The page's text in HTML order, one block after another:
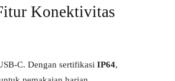
Konektivitas
C. Dengan sertifikasi IP64,